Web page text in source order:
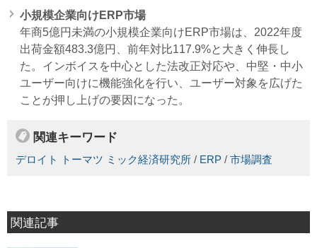
小規模企業向けERP市場
年商5億円未満の小規模企業向けERP市場は、2022年度
出荷金額483.3億円、前年対比117.9%と大きく伸長し
た。インボイスを中心とした法改正対応や、中堅・中小
ユーザー向けに機能強化を行い、ユーザー対象を広げた
ことが押し上げの要因になった。
関連キーワード
デロイト トーマツ ミック経済研究所 / ERP / 市場調査
関連記事